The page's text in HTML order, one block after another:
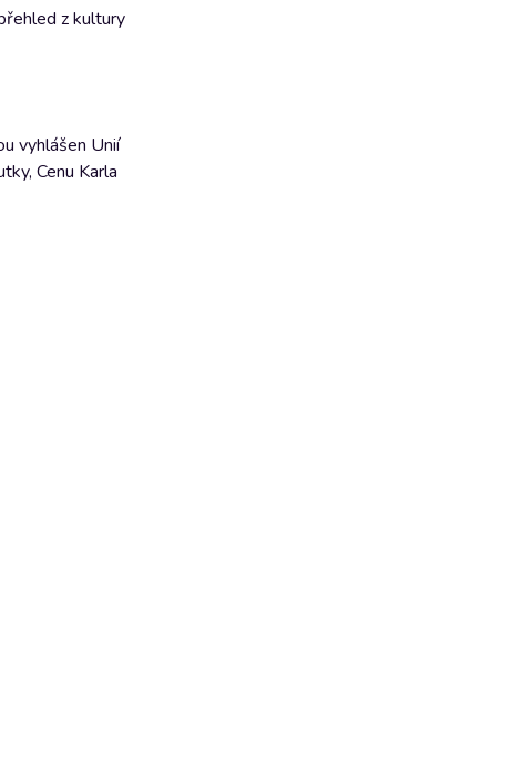
z kultury
vyhlášen Unií
Cenu Karla